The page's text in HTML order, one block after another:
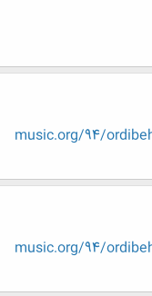
music.org/94/
music.org/94/